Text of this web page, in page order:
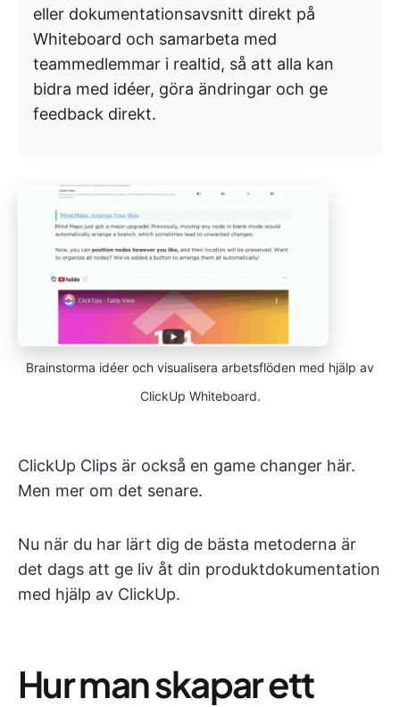
eller dokumentationsavsnitt direkt på
Whiteboard och samarbeta med
teammedlemmar i realtid, så att alla kan
bidra med idéer, göra ändringar och ge
feedback direkt.
Brainstorma idéer och visualisera arbetsflöden med hjälp av
ClickUp Whiteboard.
ClickUp Clips är också en game changer här.
Men mer om det senare.
Nu när du har lärt dig de bästa metoderna är
det dags att ge liv åt din produktdokumentation
med hjälp av ClickUp.
Hur man skapar ett